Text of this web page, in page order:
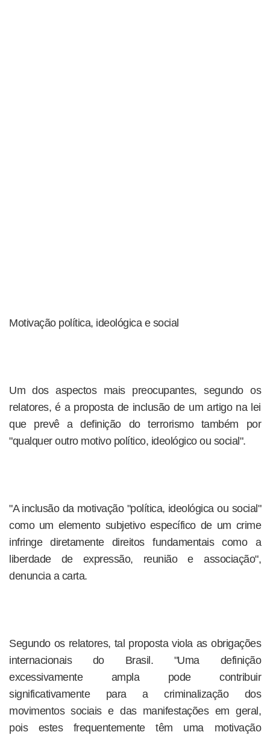
Motivação política, ideológica e social
Um dos aspectos mais preocupantes, segundo os
relatores, é a proposta de inclusão de um artigo na lei
que prevê a definição do terrorismo também por
"qualquer outro motivo político, ideológico ou social".
"A inclusão da motivação "política, ideológica ou social"
como um elemento subjetivo específico de um crime
infringe diretamente direitos fundamentais como a
liberdade de expressão, reunião e associação",
denuncia a carta.
Segundo os relatores, tal proposta viola as obrigações
internacionais do Brasil. "Uma definição
excessivamente ampla pode contribuir
significativamente para a criminalização dos
movimentos sociais e das manifestações em geral,
pois estes frequentemente têm uma motivação